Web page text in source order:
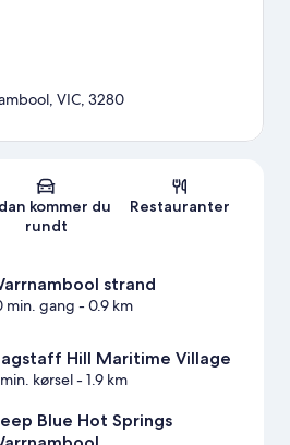
Kort
VIC, 3280
kommer du
rundt
Restauranter
strand
min. gang - 0.9 km
Hill Maritime Village
kørsel- 1.9 km
Blue Hot Springs